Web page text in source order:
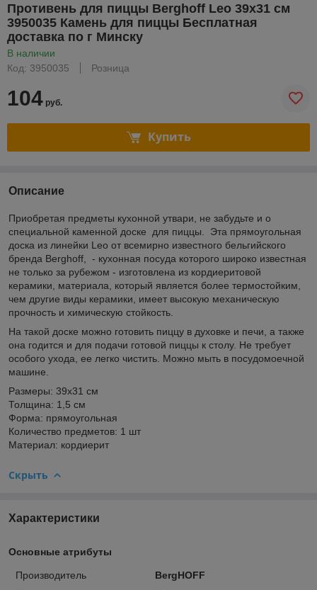
Противень для пиццы Berghoff Leo 39х31 см
3950035 Камень для пиццы Бесплатная
доставка по г Минску
В наличии
Код: 3950035
Розница
104 руб.
Купить
Описание
Приобретая предметы кухонной утвари, не забудьте и о
специальной каменной доске для пиццы. Эта прямоугольная
доска из линейки Leo от всемирно известного бельгийского
бренда Berghoff, - кухонная посуда которого широко известная
не только за рубежом - изготовлена из кордиеритовой
керамики, материала, который является более термостойким,
чем другие виды керамики, имеет высокую механическую
прочность и химическую стойкость.
На такой доске можно готовить пиццу в духовке и печи, а также
она годится и для подачи готовой пиццы к столу. Не требует
особого ухода, ее легко чистить. Можно мыть в посудомоечной
машине.
Размеры: 39х31 см
Толщина: 1,5 см
Форма: прямоугольная
Количество предметов: 1 шт
Материал: кордиерит
Скрыть
Характеристики
Основные атрибуты
Производитель
BergHOFF